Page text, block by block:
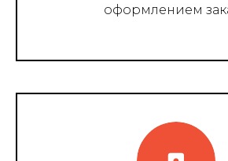
оформлением